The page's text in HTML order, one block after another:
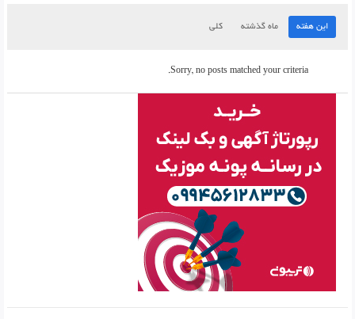
این هفته ماه گذشته کلی
Sorry, no posts matched your criteria.